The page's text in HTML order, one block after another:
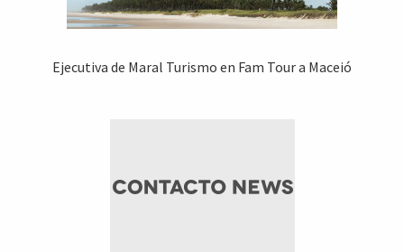
Ejecutiva de Maral Turismo en Fam Tour a Maceió